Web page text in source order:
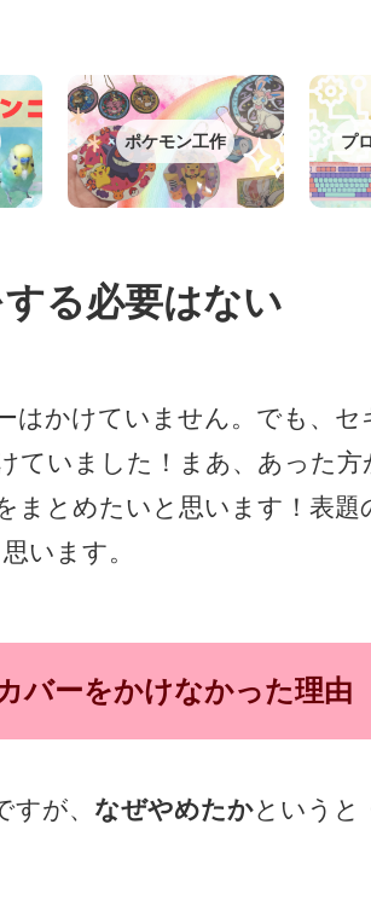
ポケモン工作 プ
る必要はない
はかけていません。でも、セ
ていました！まあ、あった方
まとめたいと思います！表題
います。
バーをかけなかった理由
が、 なぜやめたかというと